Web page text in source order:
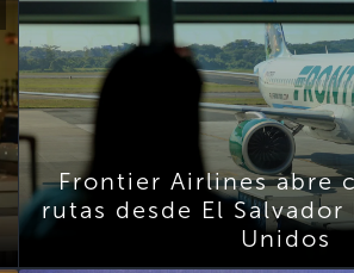
Frontier Airlines abre
rutas desde El Salvador
Unidos